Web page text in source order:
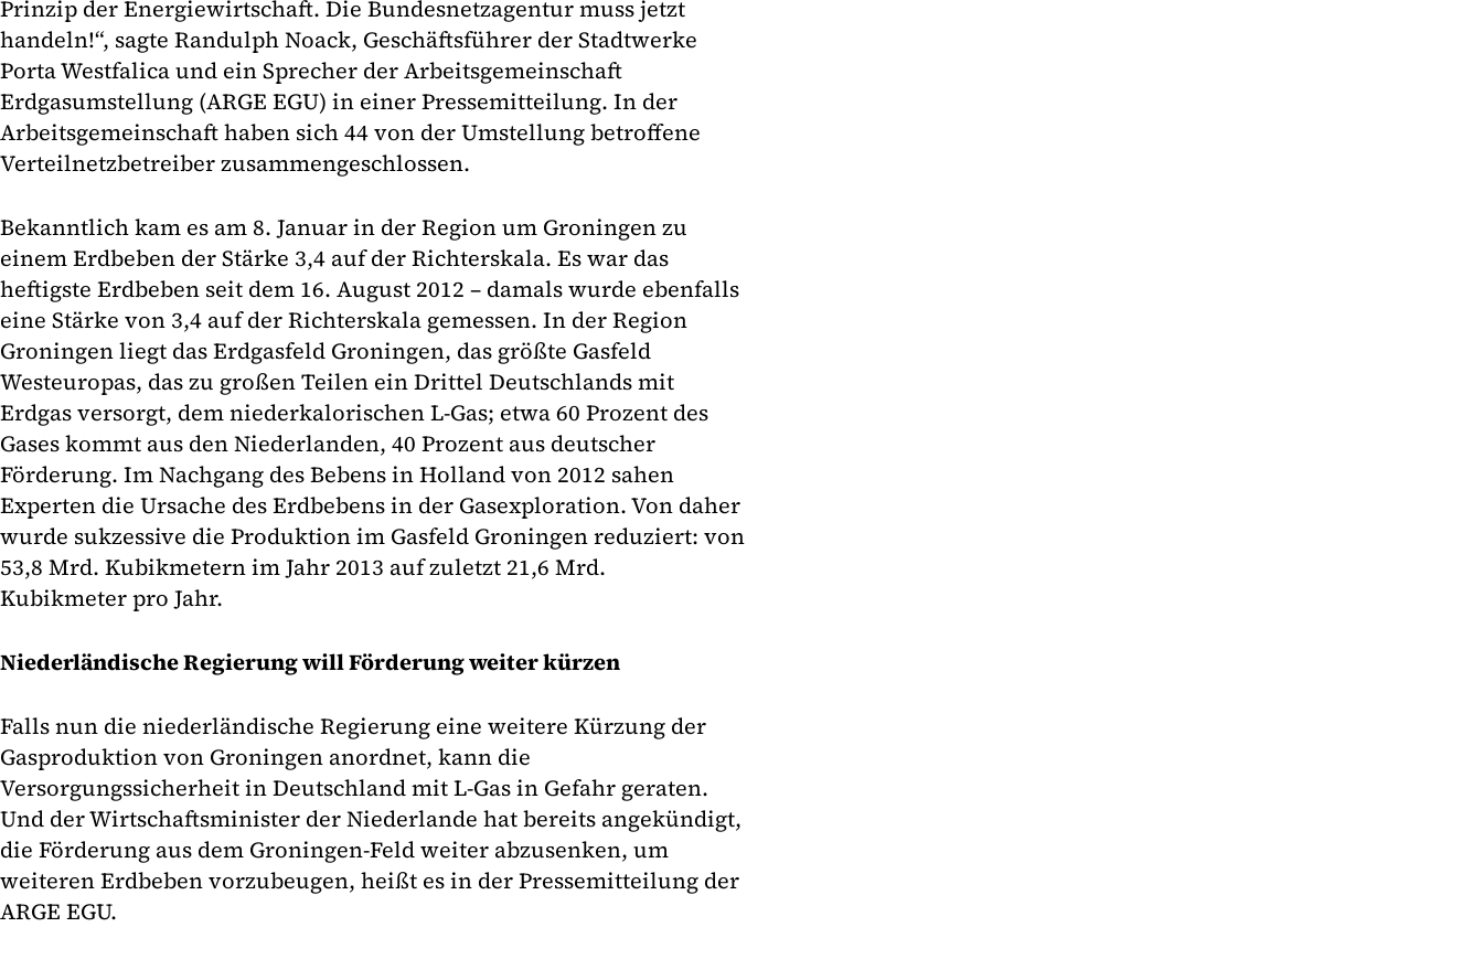
Prinzip der Energiewirtschaft. Die Bundesnetzagentur muss jetzt
handeln!“, sagte Randulph Noack, Geschäftsführer der Stadtwerke
Porta Westfalica und ein Sprecher der Arbeitsgemeinschaft
Erdgasumstellung (ARGE EGU) in einer Pressemitteilung. In der
Arbeitsgemeinschaft haben sich 44 von der Umstellung betroffene
Verteilnetzbetreiber zusammengeschlossen.
Bekanntlich kam es am 8. Januar in der Region um Groningen zu
einem Erdbeben der Stärke 3,4 auf der Richterskala. Es war das
heftigste Erdbeben seit dem 16. August 2012 – damals wurde ebenfalls
eine Stärke von 3,4 auf der Richterskala gemessen. In der Region
Groningen liegt das Erdgasfeld Groningen, das größte Gasfeld
Westeuropas, das zu großen Teilen ein Drittel Deutschlands mit
Erdgas versorgt, dem niederkalorischen L-Gas; etwa 60 Prozent des
Gases kommt aus den Niederlanden, 40 Prozent aus deutscher
Förderung. Im Nachgang des Bebens in Holland von 2012 sahen
Experten die Ursache des Erdbebens in der Gasexploration. Von daher
wurde sukzessive die Produktion im Gasfeld Groningen reduziert: von
53,8 Mrd. Kubikmetern im Jahr 2013 auf zuletzt 21,6 Mrd.
Kubikmeter pro Jahr.
Niederländische Regierung will Förderung weiter kürzen
Falls nun die niederländische Regierung eine weitere Kürzung der
Gasproduktion von Groningen anordnet, kann die
Versorgungssicherheit in Deutschland mit L-Gas in Gefahr geraten.
Und der Wirtschaftsminister der Niederlande hat bereits angekündigt,
die Förderung aus dem Groningen-Feld weiter abzusenken, um
weiteren Erdbeben vorzubeugen, heißt es in der Pressemitteilung der
ARGE EGU.